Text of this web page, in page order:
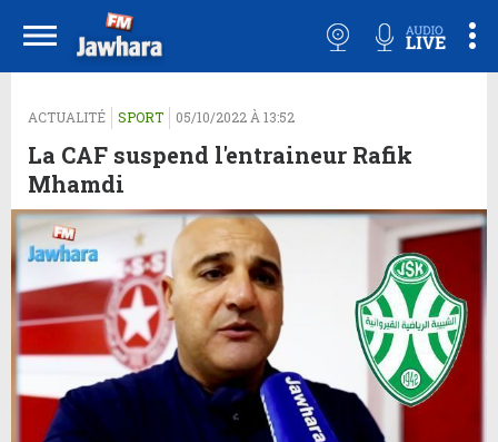
ACTUALITÉ SPORT 05/10/2022 À 13:52
La CAF suspend l'entraineur Rafik
Mhamdi